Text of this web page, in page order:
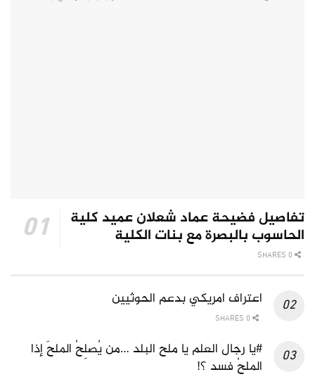
تفاصيل فضيحة عماد شعلان عميد كلية
الحاسوب بالبصرة مع بنات الكلية
اعتراف امريكي بدعم الحوثيين
#يا رجال العلم يا ملح البلد …من يُصلِحُ الملحَ إذا
الملحُ فسد ؟!